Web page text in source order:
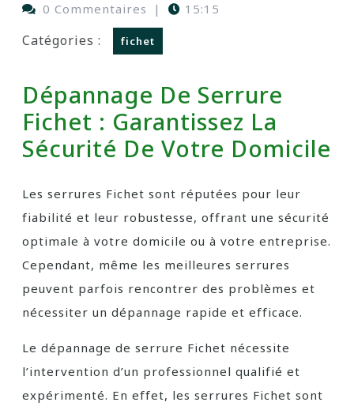
0 Commentaires
| 15:15
Catégories : fichet
Dépannage De Serrure
Fichet : Garantissez La
Sécurité De Votre Domicile
Les serrures Fichet sont réputées pour leur
fiabilité et leur robustesse, offrant une sécurité
optimale à votre domicile ou à votre entreprise.
Cependant, même les meilleures serrures
peuvent parfois rencontrer des problèmes et
nécessiter un dépannage rapide et efficace.
Le dépannage de serrure Fichet nécessite
l’intervention d’un professionnel qualifié et
expérimenté. En effet, les serrures Fichet sont